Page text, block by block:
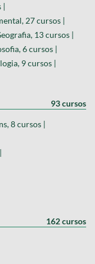
|
27 cursos |
13 cursos |
6 cursos |
9 cursos |
93 cursos
8 cursos |
162 cursos